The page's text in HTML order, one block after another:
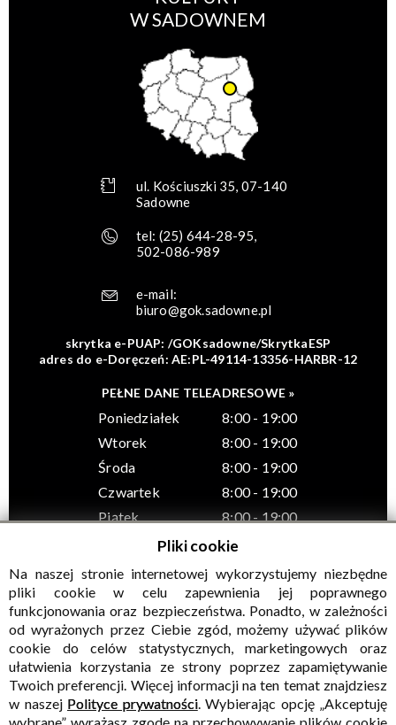
W SADOWNEM
ul. Kościuszki 35, 07-140
Sadowne
tel: (25) 644-28-95,
502-086-989
e-mail:
biuro@gok.sadowne.pl
skrytka e-PUAP: /GOKsadowne/SkrytkaESP
adres do e-Doręczeń: AE:PL-49114-13356-HARBR-12
PEŁNE DANE TELEADRESOWE »
Poniedziałek
8:00 - 19:00
Wtorek
8:00 - 19:00
Środa
8:00 - 19:00
Czwartek
8:00 - 19:00
Piątek
8:00 - 19:00
© Wszelkie prawa zastrzeżone, Gminny Ośrodek Kultury w
Sadownem
Pliki cookie
Na naszej stronie internetowej wykorzystujemy niezbędne
pliki cookie w celu zapewnienia jej poprawnego
funkcjonowania oraz bezpieczeństwa. Ponadto, w zależności
od wyrażonych przez Ciebie zgód, możemy używać plików
cookie do celów statystycznych, marketingowych oraz
ułatwienia korzystania ze strony poprzez zapamiętywanie
Twoich preferencji. Więcej informacji na ten temat znajdziesz
w naszej Polityce prywatności. Wybierając opcję „Akceptuję